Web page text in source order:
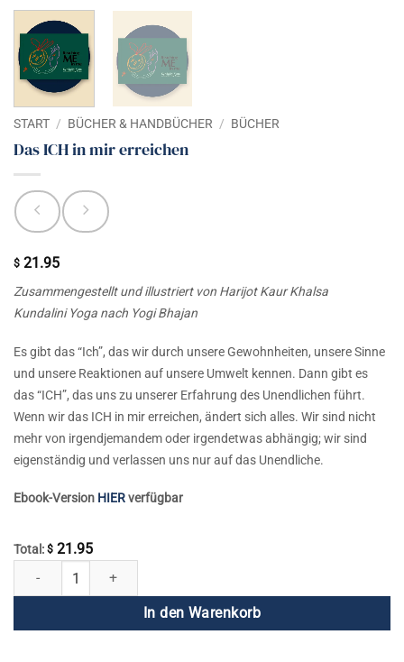
START / BÜCHER & HANDBÜCHER / BÜCHER
Das ICH in mir erreichen
$ 21.95
Zusammengestellt und illustriert von Harijot Kaur Khalsa
Kundalini Yoga nach Yogi Bhajan
Es gibt das “Ich”, das wir durch unsere Gewohnheiten, unsere Sinne
und unsere Reaktionen auf unsere Umwelt kennen. Dann gibt es
das “ICH”, das uns zu unserer Erfahrung des Unendlichen führt.
Wenn wir das ICH in mir erreichen, ändert sich alles. Wir sind nicht
mehr von irgendjemandem oder irgendetwas abhängig; wir sind
eigenständig und verlassen uns nur auf das Unendliche.
Ebook-Version HIERverfügbar
Total: $ 21.95
Das ICH in mir erreichen Menge
In den Warenkorb